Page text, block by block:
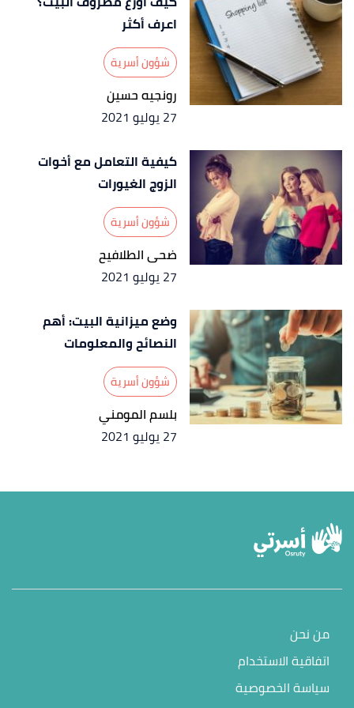
اعرف أكثر
شؤون أسرية
رونجيه حسين
27 يوليو 2021
كيفية التعامل مع أخوات
الزوج الغيورات
شؤون أسرية
ضحى الطلافيح
27 يوليو 2021
وضع ميزانية البيت: أهم
النصائح والمعلومات
شؤون أسرية
بلسم المومني
27 يوليو 2021
من نحن
اتفاقية الاستخدام
سياسة الخصوصية